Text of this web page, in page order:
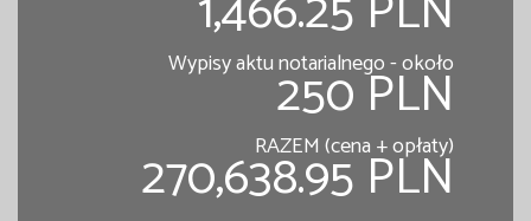
Wypisy aktu notarialnego - około
250 PLN
RAZEM (cena + opłaty)
270,638.95 PLN